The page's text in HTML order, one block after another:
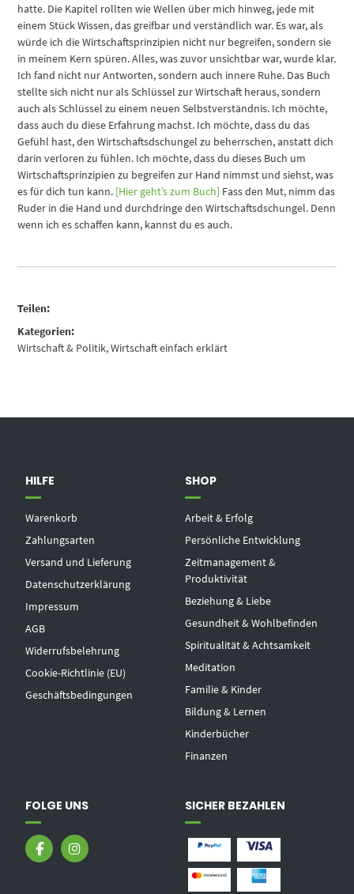
hatte. Die Kapitel rollten wie Wellen über mich hinweg, jede mit
einem Stück Wissen, das greifbar und verständlich war. Es war, als
würde ich die Wirtschaftsprinzipien nicht nur begreifen, sondern sie
in meinem Kern spüren. Alles, was zuvor unsichtbar war, wurde klar.
Ich fand nicht nur Antworten, sondern auch innere Ruhe. Das Buch
stellte sich nicht nur als Schlüssel zur Wirtschaft heraus, sondern
auch als Schlüssel zu einem neuen Selbstverständnis. Ich möchte,
dass auch du diese Erfahrung machst. Ich möchte, dass du das
Gefühl hast, den Wirtschaftsdschungel zu beherrschen, anstatt dich
darin verloren zu fühlen. Ich möchte, dass du dieses Buch um
Wirtschaftsprinzipien zu begreifen zur Hand nimmst und siehst, was
es für dich tun kann. [Hier geht’s zum Buch] Fass den Mut, nimm das
Ruder in die Hand und durchdringe den Wirtschaftsdschungel. Denn
wenn ich es schaffen kann, kannst du es auch.
Teilen:
Kategorien:
Wirtschaft & Politik,Wirtschaft einfach erklärt
HILFE
Warenkorb
Zahlungsarten
Versand und Lieferung
Datenschutzerklärung
Impressum
AGB
Widerrufsbelehrung
Cookie-Richtlinie (EU)
Geschäftsbedingungen
SHOP
Arbeit & Erfolg
Persönliche Entwicklung
Zeitmanagement &
Produktivität
Beziehung & Liebe
Gesundheit & Wohlbefinden
Spiritualität & Achtsamkeit
Meditation
Familie & Kinder
Bildung & Lernen
Kinderbücher
Finanzen
FOLGE UNS SICHER BEZAHLEN